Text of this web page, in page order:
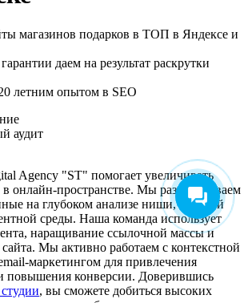
магазинов подарков в ТОП в Яндексе и
даем на результат раскрутки
летним опытом в SEO
аудит
Agency "ST" помогает увеличивать
в онлайн-пространстве. Мы разрабатываем
на глубоком анализе ниши, целевой
среды. Наша команда использует
наращивание ссылочной массы и
Мы активно работаем с контекстной
маркетингом для привлечения
повышения конверсии. Доверившись
, вы сможете добиться высоких